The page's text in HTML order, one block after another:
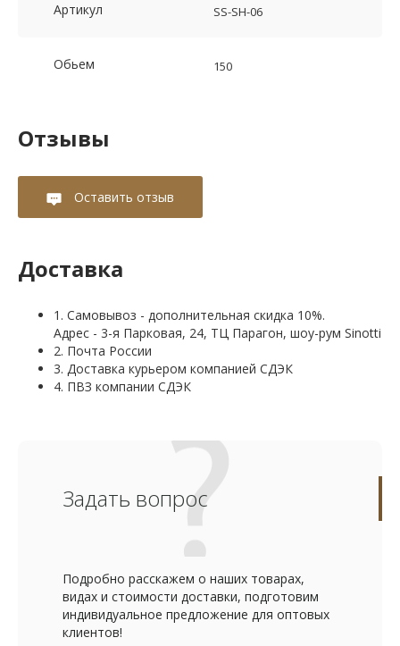
Артикул SS-SH-06
Обьем 150
Отзывы
Оставить отзыв
Доставка
1. Самовывоз - дополнительная скидка 10%.
Адрес - 3-я Парковая, 24, ТЦ Парагон, шоу-рум Sinotti
2. Почта России
3. Доставка курьером компанией СДЭК
4. ПВЗ компании СДЭК
Задать вопрос
Подробно расскажем о наших товарах,
видах и стоимости доставки, подготовим
индивидуальное предложение для оптовых
клиентов!